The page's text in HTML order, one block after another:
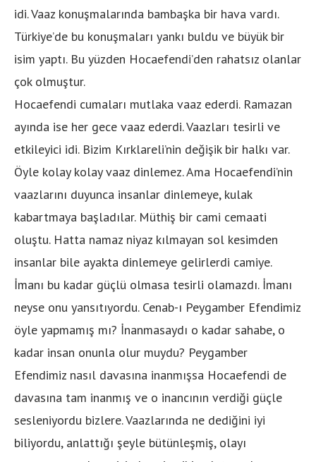
idi. Vaaz konuşmalarında bambaşka bir hava vardı.
Türkiye’de bu konuşmaları yankı buldu ve büyük bir
isim yaptı. Bu yüzden Hocaefendi’den rahatsız olanlar
çok olmuştur.
Hocaefendi cumaları mutlaka vaaz ederdi. Ramazan
ayında ise her gece vaaz ederdi. Vaazları tesirli ve
etkileyici idi. Bizim Kırklareli’nin değişik bir halkı var.
Öyle kolay kolay vaaz dinlemez. Ama Hocaefendi’nin
vaazlarını duyunca insanlar dinlemeye, kulak
kabartmaya başladılar. Müthiş bir cami cemaati
oluştu. Hatta namaz niyaz kılmayan sol kesimden
insanlar bile ayakta dinlemeye gelirlerdi camiye.
İmanı bu kadar güçlü olmasa tesirli olamazdı. İmanı
neyse onu yansıtıyordu. Cenab-ı Peygamber Efendimiz
öyle yapmamış mı? İnanmasaydı o kadar sahabe, o
kadar insan onunla olur muydu? Peygamber
Efendimiz nasıl davasına inanmışsa Hocaefendi de
davasına tam inanmış ve o inancının verdiği güçle
sesleniyordu bizlere. Vaazlarında ne dediğini iyi
biliyordu, anlattığı şeyle bütünleşmiş, olayı